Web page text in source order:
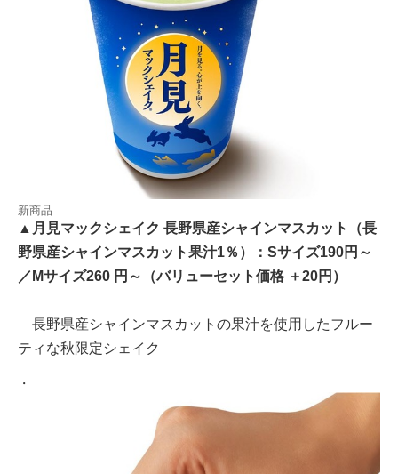
新商品
▲月見マックシェイク 長野県産シャインマスカット（長
野県産シャインマスカット果汁1％）：Sサイズ190円～
／Mサイズ260 円～（バリューセット価格 ＋20円）
長野県産シャインマスカットの果汁を使用したフルー
ティな秋限定シェイク
・